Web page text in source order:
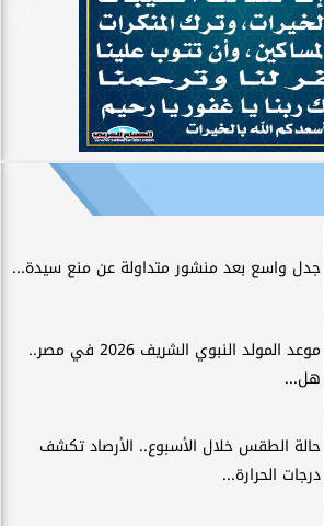
جدل واسع بعد منشور متداولة عن منع سيدة...
موعد المولد النبوي الشريف 2026 في مصر..
هل...
حالة الطقس خلال الأسبوع.. الأرصاد تكشف
درجات الحرارة...